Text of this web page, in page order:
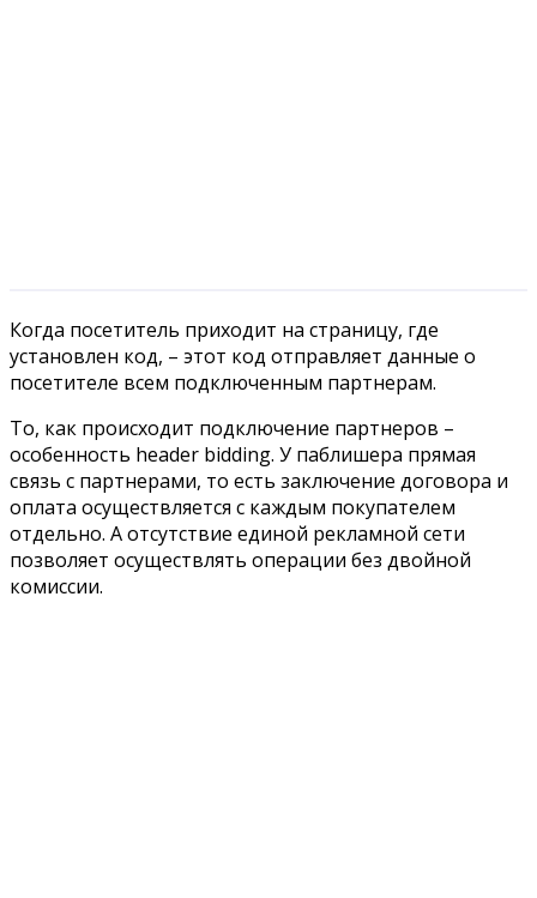
Когда посетитель приходит на страницу, где
установлен код, – этот код отправляет данные о
посетителе всем подключенным партнерам.
То, как происходит подключение партнеров –
особенность header bidding. У паблишера прямая
связь с партнерами, то есть заключение договора и
оплата осуществляется с каждым покупателем
отдельно. А отсутствие единой рекламной сети
позволяет осуществлять операции без двойной
комиссии.